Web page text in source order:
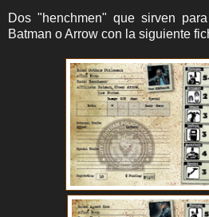
Dos "henchmen" que sirven
Batman o Arrow con la siguiente